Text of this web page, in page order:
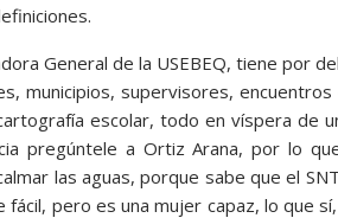
General de la USEBEQ, tiene por
municipios, supervisores,
escolar, todo en víspera de
pregúntele a Ortiz Arana, por lo
las aguas, porque sabe que el
pero es una mujer capaz, lo que